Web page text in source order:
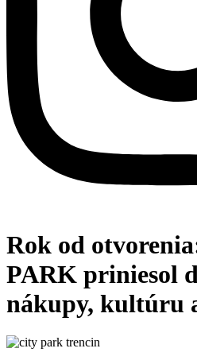
Rok od
PARK priniesol
nákupy, kultúru